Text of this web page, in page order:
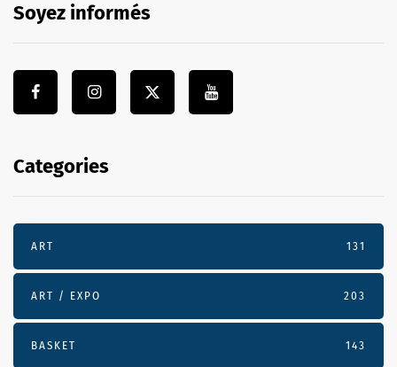
Soyez informés
Categories
ART 131
ART / EXPO 203
BASKET 143